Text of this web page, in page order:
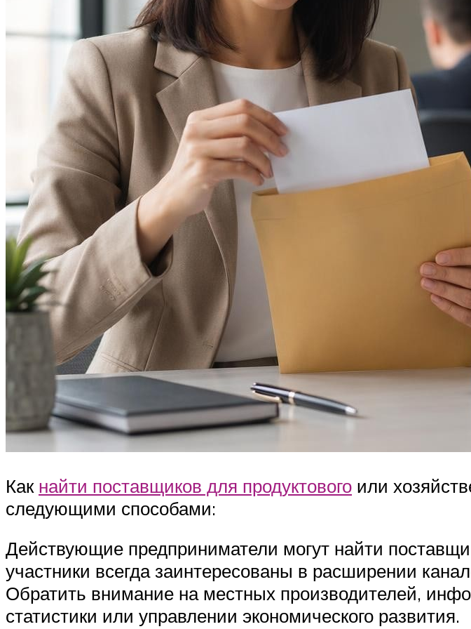
Как найти поставщиков для продуктового или
следующими способами:
Действующие предприниматели могут найти
участники всегда заинтересованы в расширении
Обратить внимание на местных производителей,
статистики или управлении экономического развития.